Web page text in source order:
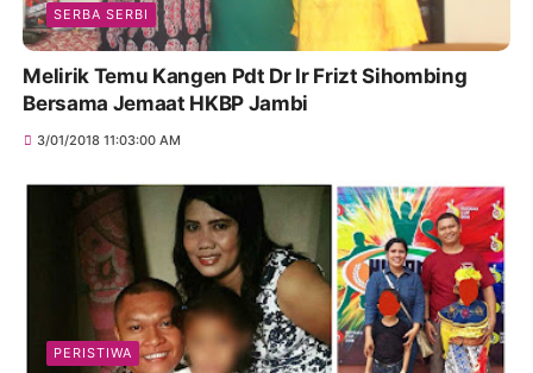
SERBA SERBI
Melirik Temu Kangen Pdt Dr Ir Frizt Sihombing
Bersama Jemaat HKBP Jambi
3/01/2018 11:03:00 AM
PERISTIWA